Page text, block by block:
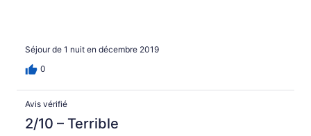
Séjour de 1 nuit en décembre 2019
0
Avis vérifié
2/10 – Terrible